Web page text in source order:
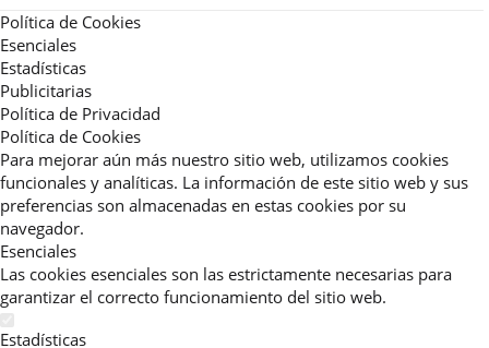
Política de Cookies
Esenciales
Estadísticas
Publicitarias
Política de Privacidad
Política de Cookies
Para mejorar aún más nuestro sitio web, utilizamos cookies
funcionales y analíticas. La información de este sitio web y sus
preferencias son almacenadas en estas cookies por su
navegador.
Esenciales
Las cookies esenciales son las estrictamente necesarias para
garantizar el correcto funcionamiento del sitio web.
Estadísticas